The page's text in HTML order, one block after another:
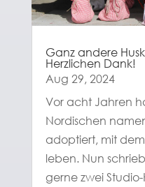
Ganz andere
Herzlichen Dank!
Aug 29, 2024
Vor acht Jahren
Nordischen
adoptiert, mit
leben. Nun
gerne zwei